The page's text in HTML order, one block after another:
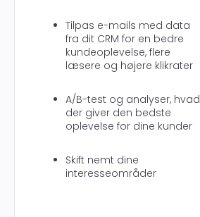
Tilpas e-mails med data
fra dit CRM for en bedre
kundeoplevelse, flere
læsere og højere klikrater
A/B-test og analyser, hvad
der giver den bedste
oplevelse for dine kunder
Skift nemt dine
interesseområder